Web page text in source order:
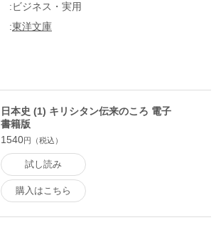
ビジネス・実用
東洋文庫
日本史 (1) キリシタン伝来のころ 電子
書籍版
1540円（税込）
試し読み
購入はこちら